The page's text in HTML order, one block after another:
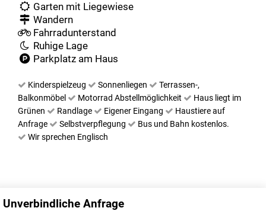
Garten mit Liegewiese
Wandern
Fahrradunterstand
Ruhige Lage
Parkplatz am Haus
Kinderspielzeug Sonnenliegen
Terrassen-,
Balkonmöbel
Motorrad Abstellmöglichkeit
Haus liegt im
Grünen
Randlage Eigener Eingang
Haustiere auf
Anfrage
Selbstverpflegung
Bus und Bahn kostenlos.
Wir sprechen Englisch
Unverbindliche Anfrage